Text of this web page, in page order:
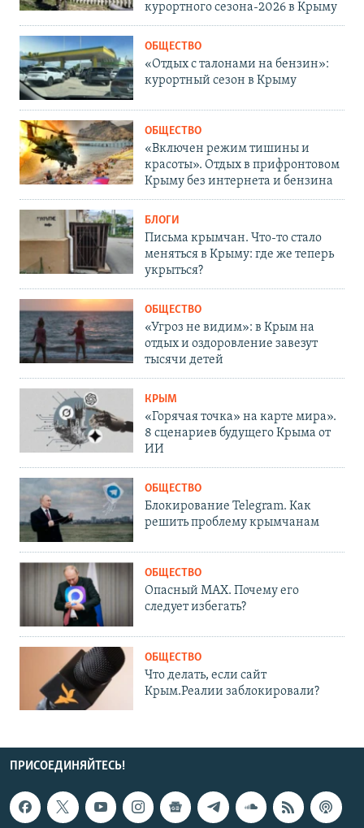
курортного сезона-2026 в Крыму
ОБЩЕСТВО
«Отдых с талонами на бензин»:
курортный сезон в Крыму
ОБЩЕСТВО
«Включен режим тишины и
красоты». Отдых в прифронтовом
Крыму без интернета и бензина
БЛОГИ
Письма крымчан. Что-то стало
меняться в Крыму: где же теперь
укрыться?
ОБЩЕСТВО
«Угроз не видим»: в Крым на
отдых и оздоровление завезут
тысячи детей
КРЫМ
«Горячая точка» на карте мира».
8 сценариев будущего Крыма от
ИИ
ОБЩЕСТВО
Блокирование Telegram. Как
решить проблему крымчанам
ОБЩЕСТВО
Опасный MAX. Почему его
следует избегать?
ОБЩЕСТВО
Что делать, если сайт
Крым.Реалии заблокировали?
ПРИСОЕДИНЯЙТЕСЬ!